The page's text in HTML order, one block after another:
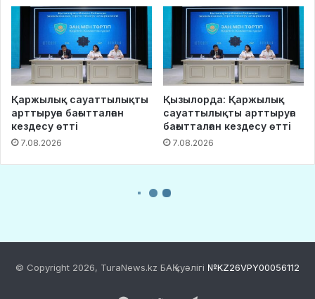
© Copyright 2026, TuraNews.kz БАҚ куәлігі №KZ26VPY00056112